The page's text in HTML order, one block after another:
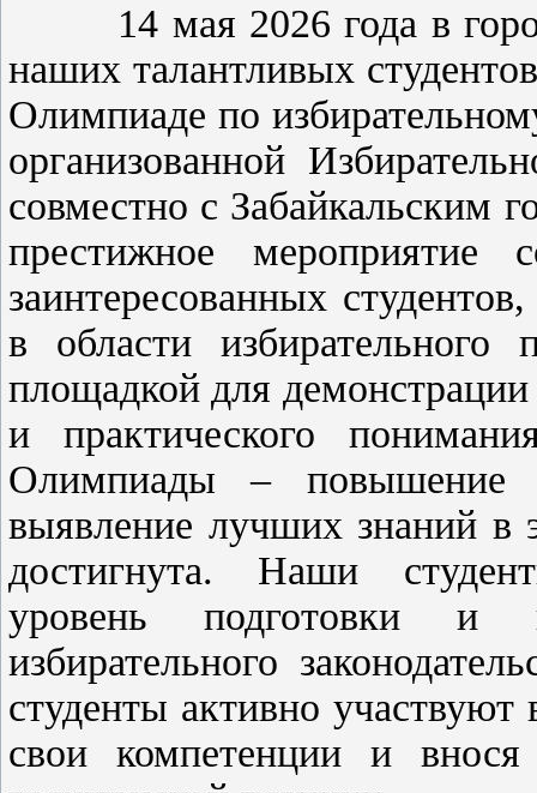
14 мая 2026 года в
наших талантливых
Олимпиаде по
организованной
совместно с Забайкальским
престижное мероприятие
заинтересованных
в области избирательного
площадкой для демонстрации
и практического
Олимпиады – повышение
выявление лучших знаний
достигнута. Наши
уровень подготовки и
избирательного
студенты активно
свои компетенции и